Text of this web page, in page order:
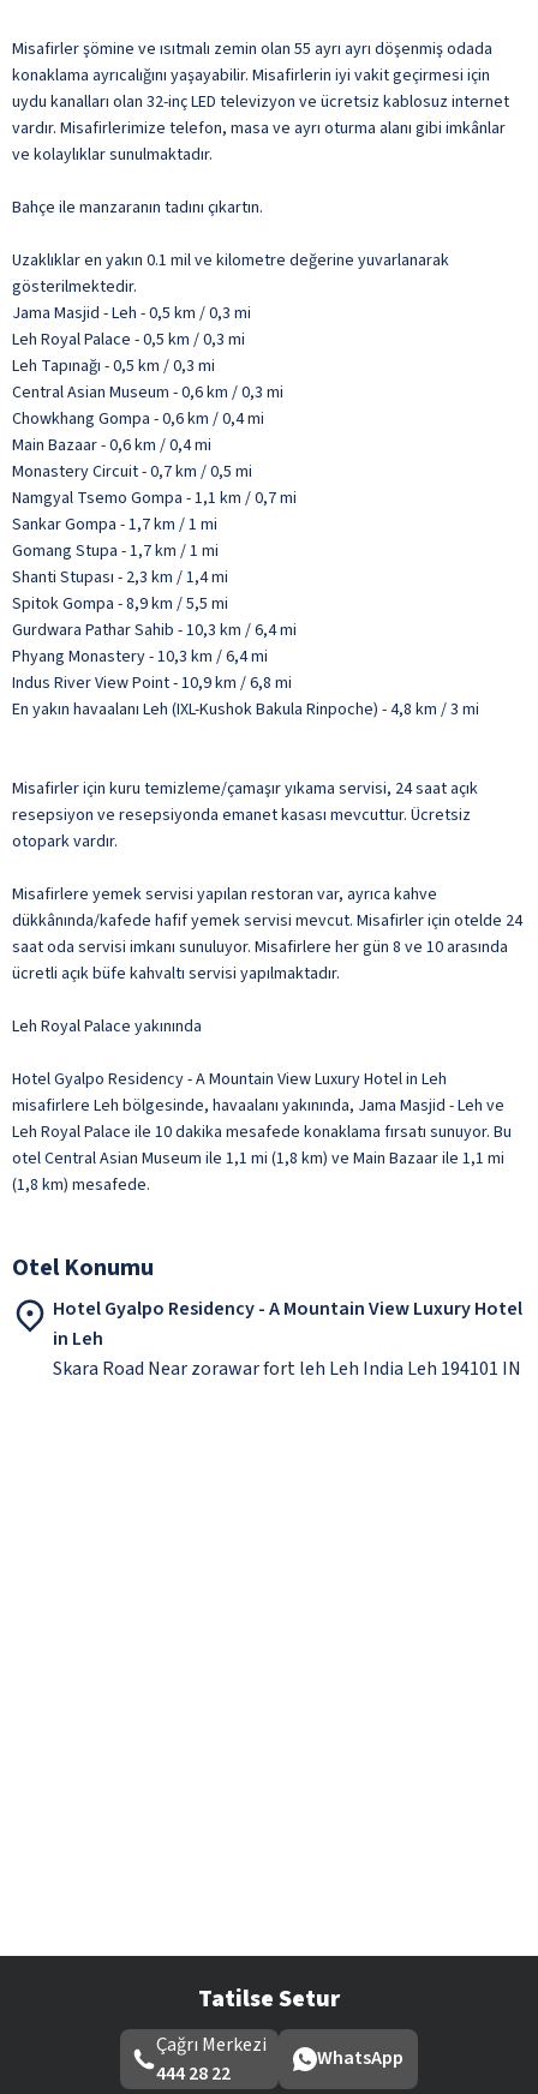
Misafirler şömine ve ısıtmalı zemin olan 55 ayrı ayrı döşenmiş odada
konaklama ayrıcalığını yaşayabilir. Misafirlerin iyi vakit geçirmesi için
uydu kanalları olan 32-inç LED televizyon ve ücretsiz kablosuz internet
vardır. Misafirlerimize telefon, masa ve ayrı oturma alanı gibi imkânlar
ve kolaylıklar sunulmaktadır.
Bahçe ile manzaranın tadını çıkartın.
Uzaklıklar en yakın 0.1 mil ve kilometre değerine yuvarlanarak
gösterilmektedir.
Jama Masjid - Leh - 0,5 km / 0,3 mi
Leh Royal Palace - 0,5 km / 0,3 mi
Leh Tapınağı - 0,5 km / 0,3 mi
Central Asian Museum - 0,6 km / 0,3 mi
Chowkhang Gompa - 0,6 km / 0,4 mi
Main Bazaar - 0,6 km / 0,4 mi
Monastery Circuit - 0,7 km / 0,5 mi
Namgyal Tsemo Gompa - 1,1 km / 0,7 mi
Sankar Gompa - 1,7 km / 1 mi
Gomang Stupa - 1,7 km / 1 mi
Shanti Stupası - 2,3 km / 1,4 mi
Spitok Gompa - 8,9 km / 5,5 mi
Gurdwara Pathar Sahib - 10,3 km / 6,4 mi
Phyang Monastery - 10,3 km / 6,4 mi
Indus River View Point - 10,9 km / 6,8 mi
En yakın havaalanı Leh (IXL-Kushok Bakula Rinpoche) - 4,8 km / 3 mi
Misafirler için kuru temizleme/çamaşır yıkama servisi, 24 saat açık
resepsiyon ve resepsiyonda emanet kasası mevcuttur. Ücretsiz
otopark vardır.
Misafirlere yemek servisi yapılan restoran var, ayrıca kahve
dükkânında/kafede hafif yemek servisi mevcut. Misafirler için otelde 24
saat oda servisi imkanı sunuluyor. Misafirlere her gün 8 ve 10 arasında
ücretli açık büfe kahvaltı servisi yapılmaktadır.
Leh Royal Palace yakınında
Hotel Gyalpo Residency - A Mountain View Luxury Hotel in Leh
misafirlere Leh bölgesinde, havaalanı yakınında, Jama Masjid - Leh ve
Leh Royal Palace ile 10 dakika mesafede konaklama fırsatı sunuyor. Bu
otel Central Asian Museum ile 1,1 mi (1,8 km) ve Main Bazaar ile 1,1 mi
(1,8 km) mesafede.
Otel Konumu
Hotel Gyalpo Residency - A Mountain View Luxury Hotel
in Leh
Skara Road Near zorawar fort leh Leh India Leh 194101 IN
Tatilse Setur
Çağrı Merkezi
444 28 22
WhatsApp